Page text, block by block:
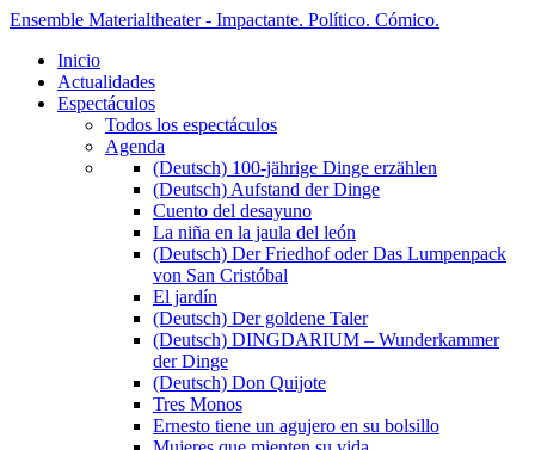
Ensemble Materialtheater - Impactante. Político. Cómico.
Inicio
Actualidades
Espectáculos
Todos los espectáculos
Agenda
(Deutsch) 100-jährige Dinge erzählen
(Deutsch) Aufstand der Dinge
Cuento del desayuno
La niña en la jaula del león
(Deutsch) Der Friedhof oder Das Lumpenpack
von San Cristóbal
El jardín
(Deutsch) Der goldene Taler
(Deutsch) DINGDARIUM – Wunderkammer
der Dinge
(Deutsch) Don Quijote
Tres Monos
Ernesto tiene un agujero en su bolsillo